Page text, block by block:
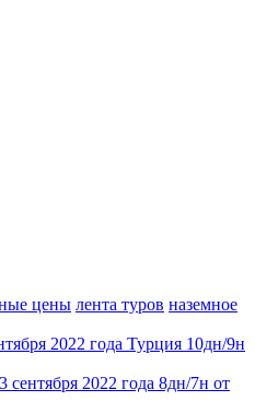
цены лента туров наземное
2022 года Турция 10дн/9н
сентября 2022 года 8дн/7н от